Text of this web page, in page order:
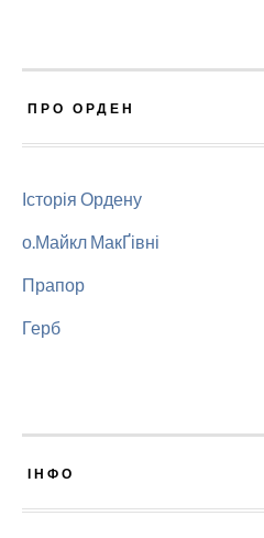
ПРО ОРДЕН
Історія Ордену
о.Майкл МакҐівні
Прапор
Герб
ІНФО